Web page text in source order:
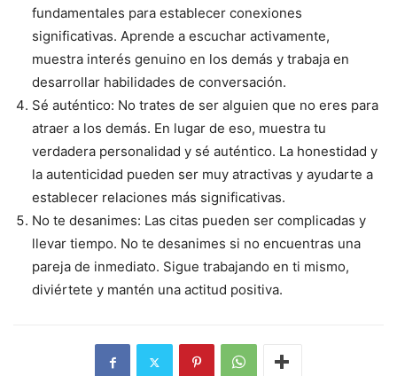
fundamentales para establecer conexiones
significativas. Aprende a escuchar activamente,
muestra interés genuino en los demás y trabaja en
desarrollar habilidades de conversación.
Sé auténtico: No trates de ser alguien que no eres para
atraer a los demás. En lugar de eso, muestra tu
verdadera personalidad y sé auténtico. La honestidad y
la autenticidad pueden ser muy atractivas y ayudarte a
establecer relaciones más significativas.
No te desanimes: Las citas pueden ser complicadas y
llevar tiempo. No te desanimes si no encuentras una
pareja de inmediato. Sigue trabajando en ti mismo,
diviértete y mantén una actitud positiva.